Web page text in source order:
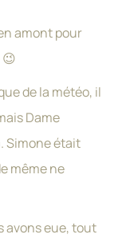
amont pour
de la météo, il
Dame
Simone était
même ne
avons eue, tout